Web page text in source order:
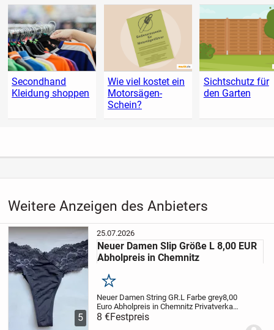
Secondhand
Kleidung shoppen
Wie viel kostet ein
Motorsägen-
Schein?
Sichtschutz für
den Garten
Weitere Anzeigen des Anbieters
5
25.07.2026
Neuer Damen Slip Größe L 8,00 EUR
Abholpreis in Chemnitz
Merken
Neuer Damen String GR.L Farbe grey8,00
Euro Abholpreis in Chemnitz Privatverkauf
daher keine Rücknahme, Garantie oder
Gewährleistung
8 €Festpreis